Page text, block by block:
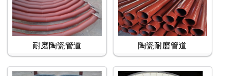
耐磨陶瓷管道 陶瓷耐磨管道